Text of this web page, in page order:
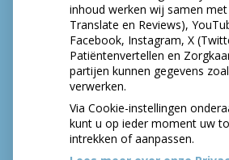
inhoud werken wij samen
Translate en Reviews),
Facebook, Instagram, X
Patiëntenvertellen en
partijen kunnen gegevens
verwerken.
Via Cookie-instellingen
kunt u op ieder moment uw
intrekken of aanpassen.